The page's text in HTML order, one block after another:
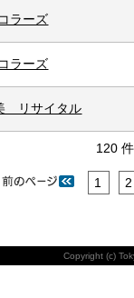
ラーズ
ラーズ
リサイタル
120
1 2
Copyright (c)